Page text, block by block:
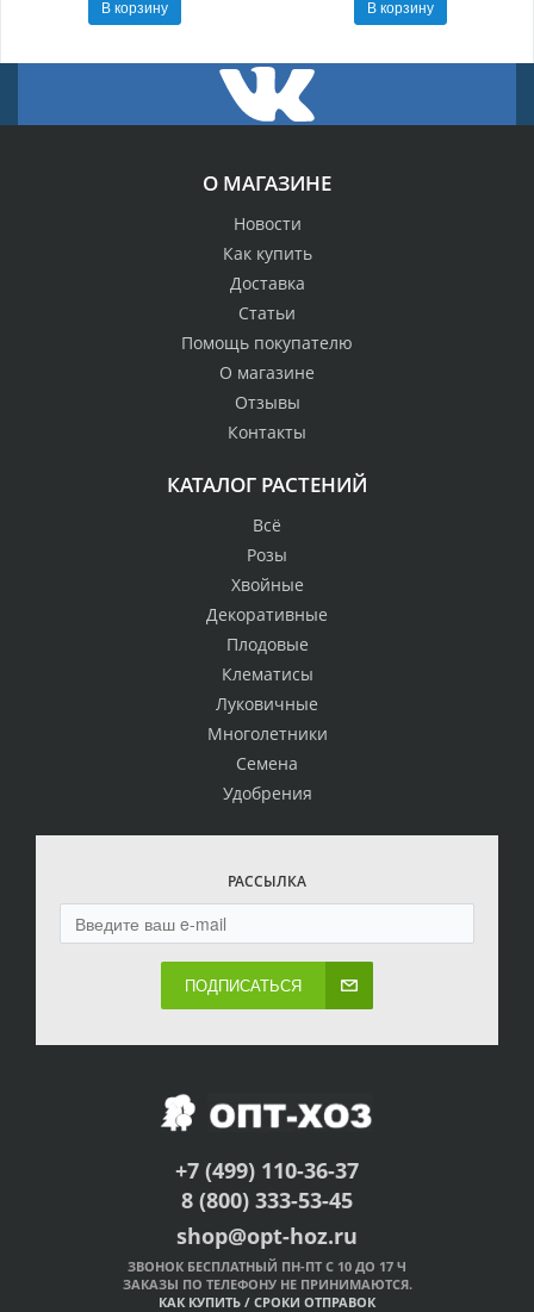
В корзину
В корзину
О МАГАЗИНЕ
Новости
Как купить
Доставка
Статьи
Помощь покупателю
О магазине
Отзывы
Контакты
КАТАЛОГ РАСТЕНИЙ
Всё
Розы
Хвойные
Декоративные
Плодовые
Клематисы
Луковичные
Многолетники
Семена
Удобрения
РАССЫЛКА
ПОДПИСАТЬСЯ
+7 (499) 110-36-37
8 (800) 333-53-45
shop@opt-hoz.ru
ЗВОНОК БЕСПЛАТНЫЙ ПН-ПТ С 10 ДО 17 Ч
ЗАКАЗЫ ПО ТЕЛЕФОНУ НЕ ПРИНИМАЮТСЯ.
КАК КУПИТЬ / СРОКИ ОТПРАВОК